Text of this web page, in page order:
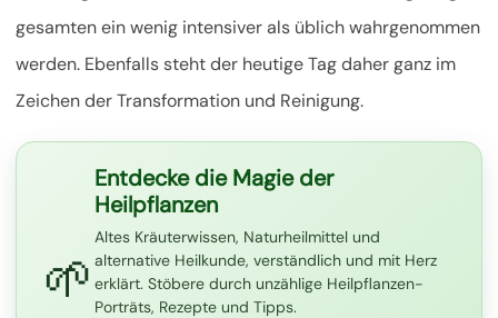
gesamten ein wenig intensiver als üblich wahrgenommen
werden. Ebenfalls steht der heutige Tag daher ganz im
Zeichen der Transformation und Reinigung.
🌱
Entdecke die Magie der
Heilpflanzen
Altes Kräuterwissen, Naturheilmittel und
alternative Heilkunde, verständlich und mit Herz
erklärt. Stöbere durch unzählige Heilpflanzen-
Porträts, Rezepte und Tipps.